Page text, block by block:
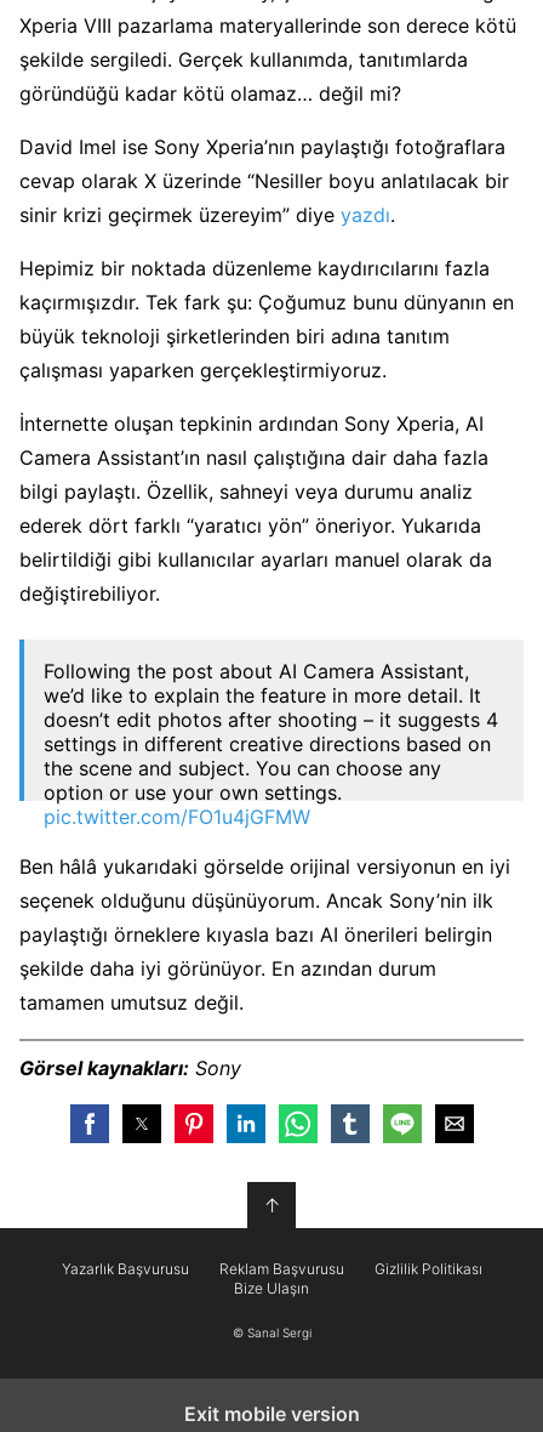
Xperia VIII pazarlama materyallerinde son derece kötü
şekilde sergiledi. Gerçek kullanımda, tanıtımlarda
göründüğü kadar kötü olamaz… değil mi?
David Imel ise Sony Xperia’nın paylaştığı fotoğraflara
cevap olarak X üzerinde “Nesiller boyu anlatılacak bir
sinir krizi geçirmek üzereyim” diye yazdı.
Hepimiz bir noktada düzenleme kaydırıcılarını fazla
kaçırmışızdır. Tek fark şu: Çoğumuz bunu dünyanın en
büyük teknoloji şirketlerinden biri adına tanıtım
çalışması yaparken gerçekleştirmiyoruz.
İnternette oluşan tepkinin ardından Sony Xperia, AI
Camera Assistant’ın nasıl çalıştığına dair daha fazla
bilgi paylaştı. Özellik, sahneyi veya durumu analiz
ederek dört farklı “yaratıcı yön” öneriyor. Yukarıda
belirtildiği gibi kullanıcılar ayarları manuel olarak da
değiştirebiliyor.
Following the post about AI Camera Assistant,
we’d like to explain the feature in more detail. It
doesn’t edit photos after shooting – it suggests 4
settings in different creative directions based on
the scene and subject. You can choose any
option or use your own settings.
pic.twitter.com/FO1u4jGFMW
— Sony | Xperia (@sonyxperia)May 15, 2026
Ben hâlâ yukarıdaki görselde orijinal versiyonun en iyi
seçenek olduğunu düşünüyorum. Ancak Sony’nin ilk
paylaştığı örneklere kıyasla bazı AI önerileri belirgin
şekilde daha iyi görünüyor. En azından durum
tamamen umutsuz değil.
Görsel kaynakları: Sony
↑
Yazarlık Başvurusu Reklam Başvurusu
Gizlilik Politikası
Bize Ulaşın
© Sanal Sergi
Exit mobile version